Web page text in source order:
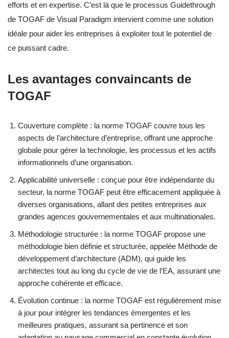
efforts et en expertise. C’est là que le processus Guidethrough
de TOGAF de Visual Paradigm intervient comme une solution
idéale pour aider les entreprises à exploiter tout le potentiel de
ce puissant cadre.
Les avantages convaincants de
TOGAF
Couverture complète : la norme TOGAF couvre tous les
aspects de l’architecture d’entreprise, offrant une approche
globale pour gérer la technologie, les processus et les actifs
informationnels d’une organisation.
Applicabilité universelle : conçue pour être indépendante du
secteur, la norme TOGAF peut être efficacement appliquée à
diverses organisations, allant des petites entreprises aux
grandes agences gouvernementales et aux multinationales.
Méthodologie structurée : la norme TOGAF propose une
méthodologie bien définie et structurée, appelée Méthode de
développement d’architecture (ADM), qui guide les
architectes tout au long du cycle de vie de l’EA, assurant une
approche cohérente et efficace.
Évolution continue : la norme TOGAF est régulièrement mise
à jour pour intégrer les tendances émergentes et les
meilleures pratiques, assurant sa pertinence et son